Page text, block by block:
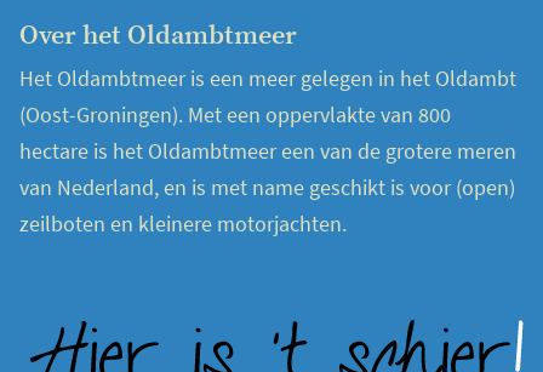
Over het Oldambtmeer
Het Oldambtmeer is een meer gelegen in het Oldambt
(Oost-Groningen). Met een oppervlakte van 800
hectare is het Oldambtmeer een van de grotere meren
van Nederland, en is met name geschikt is voor (open)
zeilboten en kleinere motorjachten.